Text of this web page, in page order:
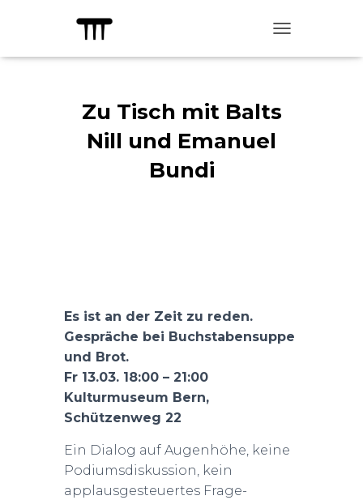
Zu Tisch mit Balts
Nill und Emanuel
Bundi
Es ist an der Zeit zu reden.
Gespräche bei Buchstabensuppe
und Brot.
Fr 13.03. 18:00 – 21:00
Kulturmuseum Bern,
Schützenweg 22
Ein Dialog auf Augenhöhe, keine
Podiumsdiskussion, kein
applausgesteuertes Frage-